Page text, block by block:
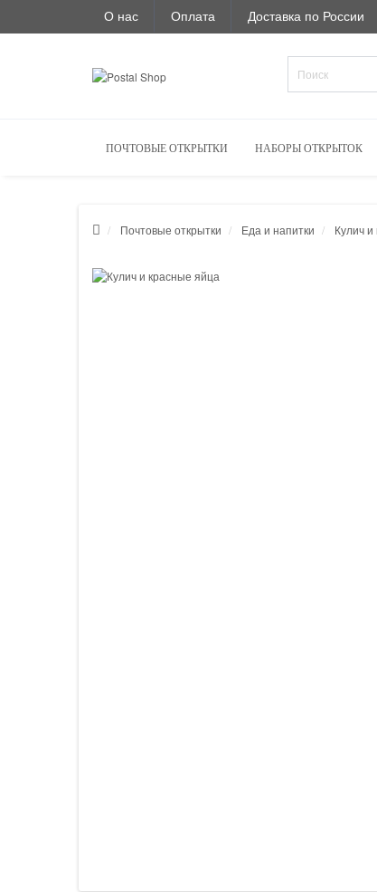
О нас Оплата Доставка по России
ПОЧТОВЫЕ ОТКРЫТКИ НАБОРЫ ОТКРЫТОК
Почтовые открытки Еда и напитки Кулич